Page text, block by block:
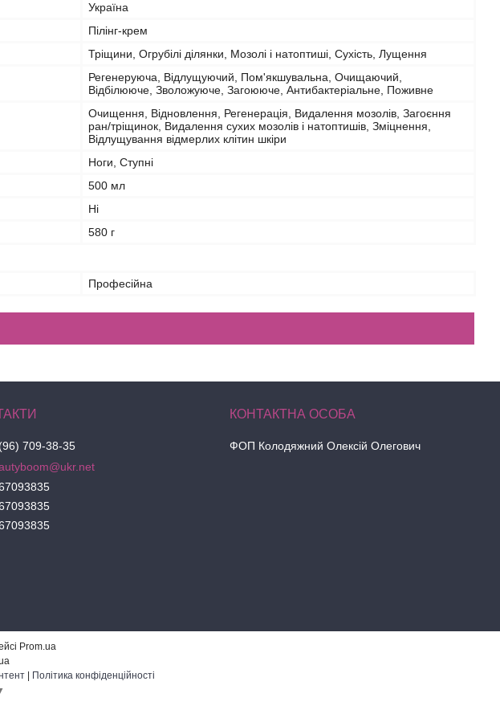
Україна
Пілінг-крем
Тріщини, Огрубілі ділянки, Мозолі і натоптиші, Сухість, Лущення
Регенеруюча, Відлущуючий, Пом'якшувальна, Очищаючий,
Відбілююче, Зволожуюче, Загоююче, Антибактеріальне, Поживне
Очищення, Відновлення, Регенерація, Видалення мозолів, Загоєння
ран/тріщинок, Видалення сухих мозолів і натоптишів, Зміцнення,
Відлущування відмерлих клітин шкіри
Ноги, Ступні
500 мл
Ні
580 г
Професійна
709-38-35
ФОП Колодяжний Олексій Олегович
Prom.ua
Політика конфіденційності